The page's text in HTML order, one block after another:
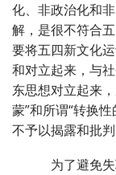
化、非政治化和
解，是很不符合
要将五四新文化
和对立起来，与
东思想对立起来
蒙”和所谓“转换
不予以揭露和批判
为了避免